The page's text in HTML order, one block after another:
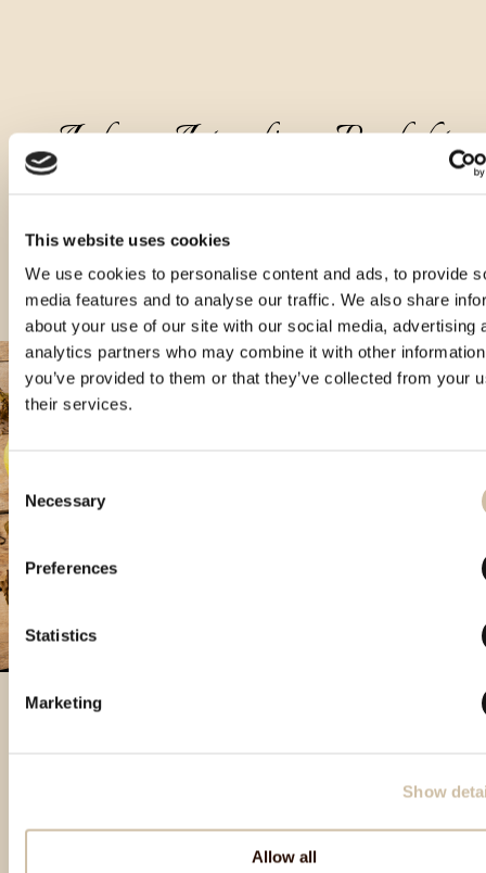
This website uses cookies
We use cookies to personalise content and ads, to provide
media features and to analyse our traffic. We also share
about your use of our site with our social media, advertising
analytics partners who may combine it with other
you’ve provided to them or that they’ve collected from your
their services.
Consent
Selection
Necessary
Preferences
Statistics
Marketing
Show
Allow all
Andere Arten dieses Produkts